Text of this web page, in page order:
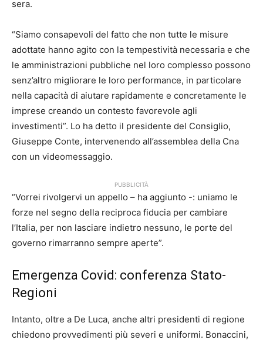
sera.
“Siamo consapevoli del fatto che non tutte le misure
adottate hanno agito con la tempestività necessaria e che
le amministrazioni pubbliche nel loro complesso possono
senz’altro migliorare le loro performance, in particolare
nella capacità di aiutare rapidamente e concretamente le
imprese creando un contesto favorevole agli
investimenti”. Lo ha detto il presidente del Consiglio,
Giuseppe Conte, intervenendo all’assemblea della Cna
con un videomessaggio.
PUBBLICITÀ
“Vorrei rivolgervi un appello – ha aggiunto -: uniamo le
forze nel segno della reciproca fiducia per cambiare
l’Italia, per non lasciare indietro nessuno, le porte del
governo rimarranno sempre aperte”.
Emergenza Covid: conferenza Stato-
Regioni
Intanto, oltre a De Luca, anche altri presidenti di regione
chiedono provvedimenti più severi e uniformi. Bonaccini,